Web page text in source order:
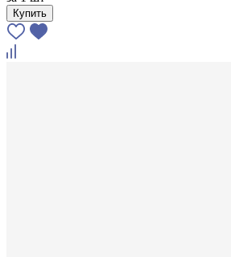
Купить